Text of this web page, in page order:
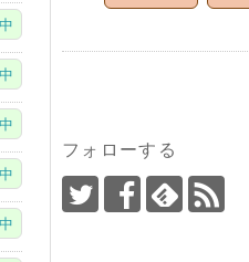
フォローする